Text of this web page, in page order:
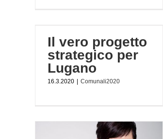
Il vero progetto
strategico per
Lugano
16.3.2020 | Comunali2020